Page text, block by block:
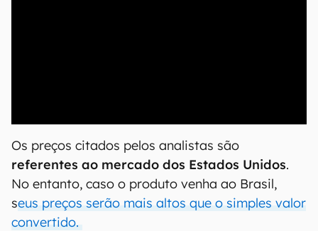
Os preços citados pelos analistas são
referentes ao mercado dos Estados Unidos.
No entanto, caso o produto venha ao Brasil,
seus preços serão mais altos que o simples valor
convertido.